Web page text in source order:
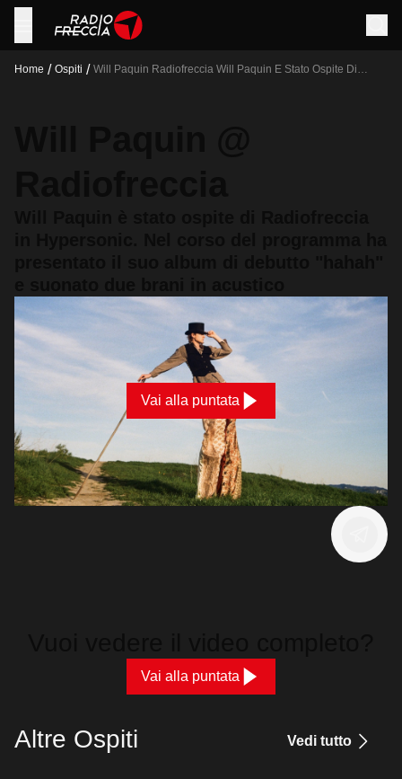
Home / Ospiti / Will Paquin Radiofreccia Will Paquin E Stato Ospite Di
Vai alla puntata
Vai alla puntata
Altre Ospiti Vedi tutto